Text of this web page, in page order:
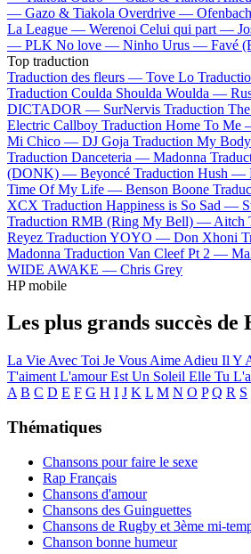
— Gazo & Tiakola Overdrive — Ofenbach
La League — Werenoi Celui qui part —
— PLK No love — Ninho Urus — Favé
Top traduction
Traduction des fleurs — Tove Lo
Traduction Coulda Shoulda Woulda —
DICTADOR — SurNervis Traduction
Electric Callboy Traduction Home To Me
Mi Chico — DJ Goja Traduction My
Traduction Danceteria — Madonna
(DONK) — Beyoncé Traduction Hush —
Time Of My Life — Benson Boone
XCX Traduction Happiness is So Sad —
Traduction RMB (Ring My Bell) — Aitch
Reyez Traduction YOYO — Don Xhoni
Madonna Traduction Van Cleef Pt 2 —
WIDE AWAKE — Chris Grey
HP mobile
Les plus grands succès de
La Vie Avec Toi Je Vous Aime Adieu Il Y
T'aiment L'amour Est Un Soleil Elle Tu
A B C D E F G H I J K L M N O P Q R S
Thématiques
Chansons pour faire le sexe
Rap Français
Chansons d'amour
Chansons des Guinguettes
Chansons de Rugby et 3ème mi-
Chanson bonne humeur